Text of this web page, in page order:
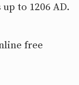
to 1206 AD.
free